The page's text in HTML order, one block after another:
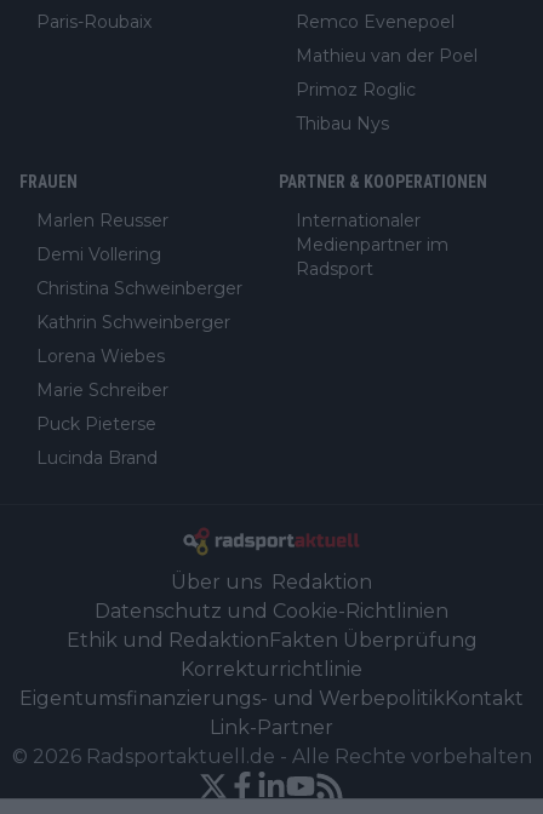
Paris-Roubaix
Remco Evenepoel
Mathieu van der Poel
Primoz Roglic
Thibau Nys
FRAUEN
Marlen Reusser
Demi Vollering
Christina Schweinberger
Kathrin Schweinberger
Lorena Wiebes
Marie Schreiber
Puck Pieterse
Lucinda Brand
PARTNER & KOOPERATIONEN
Internationaler
Medienpartner im
Radsport
Über uns Redaktion
Datenschutz und Cookie-Richtlinien
Ethik und RedaktionFakten Überprüfung
Korrekturrichtlinie
Eigentumsfinanzierungs- und WerbepolitikKontakt
Link-Partner
© 2026 Radsportaktuell.de - Alle Rechte vorbehalten